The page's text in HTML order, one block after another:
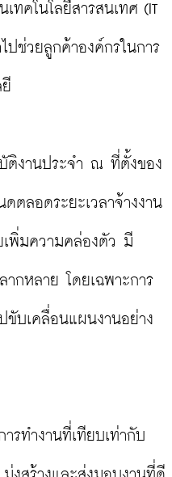
ทคโนโลยีสารสนเทศ (IT
ปช่วยลูกค้าองค์กรในการ
บัติงานประจำ ณ ที่ตั้งของ
ตลอดระยะเวลาจ้างงาน
เพิ่มความคล่องตัว มี
กหลาย โดยเฉพาะการ
ขับเคลื่อนแผนงานอย่าง
รทำงานที่เทียบเท่ากับ